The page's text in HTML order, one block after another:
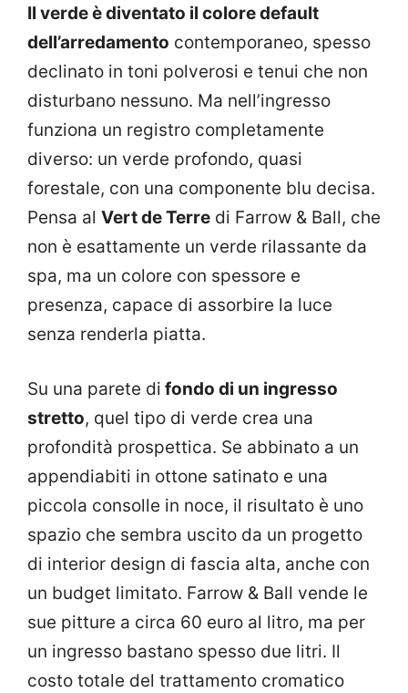
Il verde è diventato il colore default
dell’arredamento contemporaneo, spesso
declinato in toni polverosi e tenui che non
disturbano nessuno. Ma nell’ingresso
funziona un registro completamente
diverso: un verde profondo, quasi
forestale, con una componente blu decisa.
Pensa al Vert de Terre di Farrow & Ball, che
non è esattamente un verde rilassante da
spa, ma un colore con spessore e
presenza, capace di assorbire la luce
senza renderla piatta.
Su una parete di fondo di un ingresso
stretto, quel tipo di verde crea una
profondità prospettica. Se abbinato a un
appendiabiti in ottone satinato e una
piccola consolle in noce, il risultato è uno
spazio che sembra uscito da un progetto
di interior design di fascia alta, anche con
un budget limitato. Farrow & Ball vende le
sue pitture a circa 60 euro al litro, ma per
un ingresso bastano spesso due litri. Il
costo totale del trattamento cromatico